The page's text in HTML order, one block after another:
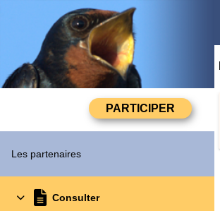
Les partenaires
Consulter